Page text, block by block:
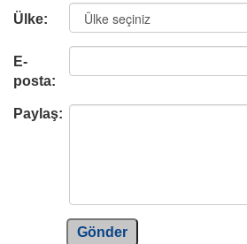
Ülke:
E-
posta:
Paylaş:
Gönder